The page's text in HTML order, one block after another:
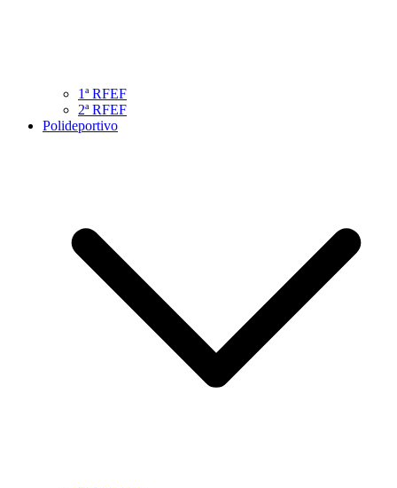
1ª RFEF
2ª RFEF
Polideportivo